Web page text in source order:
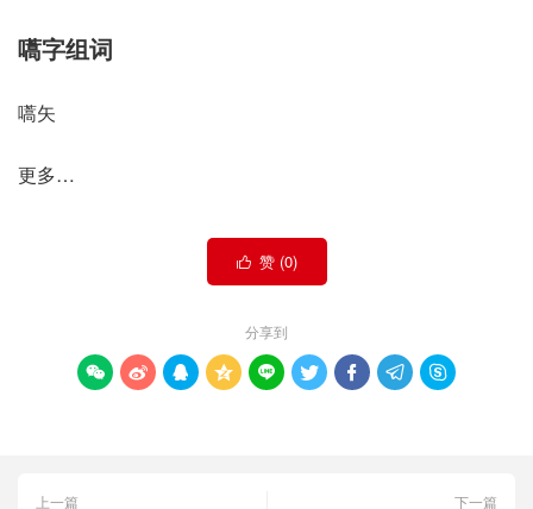
嚆字组词
嚆矢
更多…
 赞 (0)
分享到
        
上一篇 下一篇